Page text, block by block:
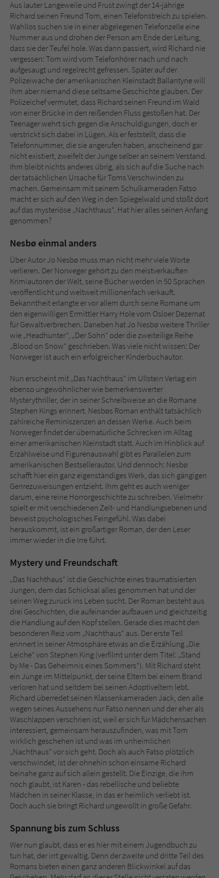
Aus lauter Langeweile und Frust zwingt der 14-jährige
Richard seinen Freund Tom, einen Telefonstreich zu spielen.
Wahllos suchen sie in einer abgelegenen Telefonzelle eine
Nummer aus und drohen der Person am Ende der Leitung,
dass sie der Teufel hole. Was dann passiert, wird Richard nie
vergessen: Tom wird vom Telefonhörer nach und nach
aufgesaugt und regelrecht gefressen. Später auf der
Polizeiwache der amerikanischen Kleinstadt Ballantyne will
ihm aber niemand diese seltsame Geschichte glauben. Der
Polizeichef vermutet, dass Richard seinen Freund im Wald
von einer Brücke in den reißenden Fluss gestoßen hat. Der
Teenager wehrt sich gegen die Anschuldigungen, doch er
verstrickt sich dabei in Lügen. Als er feststellt, dass die
Telefonnummer, die sie angerufen haben, anscheinend gar
nicht existiert, zweifelt der Junge selber an seinem Verstand.
Ihm bleibt nichts anderes übrig, als sich auf die Suche nach
der tatsächlichen Ursache für Toms Verschwinden zu
machen. Gemeinsam mit seinem Schulkameraden Fatso
macht er sich auf den Weg in den Spiegelwald und stößt dort
auf das mysteriöse „Nachthaus“. Hat hier alles seinen Anfang
genommen?
Nesbø einmal anders
Über Autor Jo Nesbø muss man nicht mehr viele Worte
verlieren. Der Norweger gehört zu den meistverkauften
Krimiautoren der Welt, seine Bücher werden in 50 Sprachen
veröffentlicht und weltweit millionenfach verkauft.
Bekanntheit erlangte er vor allem durch seine Romane um
den eigenwilligen Ermittler Harry Hole vom Osloer Dezernat
für Gewaltverbrechen. Daneben hat Jo Nesbø weitere Thriller
wie „Headhunter“, „Der Sohn“ oder die zweiteilige Reihe
„Blood on Snow“ geschrieben. Was viele nicht wissen: Der
Norweger ist auch ein erfolgreicher Kinderbuchautor.
Nun erscheint mit „Das Nachthaus“ im Ullstein Verlag ein
ebenso ungewöhnlicher wie bemerkenswerter
Mysterythriller, der in seiner Schreibweise an die Romane
Stephen Kings erinnert. Nesbøs Roman enthält tatsächlich
zahlreiche Reminiszenzen an dessen Werke. Auch beim
Norweger findet der übernatürliche Schrecken im Alltag
einer amerikanischen Kleinstadt statt. Auch im Hinblick auf
Erzählweise und Figurenauswahl gibt es Parallelen zum
amerikanischen Bestsellerautor. Und dennoch: Nesbø
schafft hier ein ganz eigenständiges Werk, das sich gängigen
Genrezuweisungen entzieht. Ihm geht es auch weniger
darum, eine reine Horrorgeschichte zu schreiben. Vielmehr
spielt er mit verschiedenen Zeit- und Handlungsebenen und
beweist psychologisches Feingefühl. Was dabei
herauskommt, ist ein großartiger Roman, der den Leser
immer wieder in die Irre führt.
Mystery und Freundschaft
„Das Nachthaus“ ist die Geschichte eines traumatisierten
Jungen, dem das Schicksal alles genommen hat und der
seinen Weg zurück ins Leben sucht. Der Roman besteht aus
drei Geschichten, die aufeinander aufbauen und gleichzeitig
die Handlung auf den Kopf stellen. Gerade dies macht den
besonderen Reiz vom „Nachthaus“ aus. Der erste Teil
erinnert in seiner Atmosphäre etwas an die Erzählung „Die
Leiche“ von Stephen King (verfilmt unter dem Titel: „Stand
by Me - Das Geheimnis eines Sommers“). Mit Richard steht
ein Junge im Mittelpunkt, der seine Eltern bei einem Brand
verloren hat und seitdem bei seinen Adoptiveltern lebt.
Richard überredet seinen Klassenkameraden Jack, den alle
wegen seines Aussehens nur Fatso nennen und der eher als
Waschlappen verschrien ist, weil er sich für Mädchensachen
interessiert, gemeinsam herauszufinden, was mit Tom
wirklich geschehen ist und was im unheimlichen
„Nachthaus“ vor sich geht. Doch als auch Fatso plötzlich
verschwindet, ist der ohnehin schon einsame Richard
beinahe ganz auf sich allein gestellt. Die Einzige, die ihm
noch glaubt, ist Karen - das rebellische und beliebte
Mädchen in seiner Klasse, in das er heimlich verliebt ist.
Doch auch sie bringt Richard ungewollt in große Gefahr.
Spannung bis zum Schluss
Wer nun glaubt, dass er es hier mit einem Jugendbuch zu
tun hat, der irrt gewaltig. Denn der zweite und dritte Teil des
Romans bieten einen ganz anderen Blickwinkel auf das
Sicherheitscode des Kontaktformulars zu
überprüfen.